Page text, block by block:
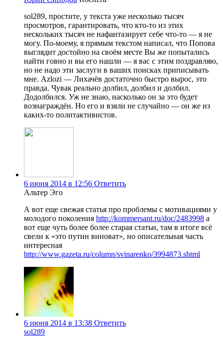
sol289, простите, у текста уже несколько тысяч
просмотров, гарантировать, что кто-то из этих
нескольких тысяч не нафантазирует себе что-то — я не
могу. По-моему, я прямым текстом написал, что Попова
выглядит достойно на своём месте Вы же попытались
найти говно и вы его нашли — я вас с этим поздравляю,
но не надо эти заслуги в ваших поисках приписывать
мне. Azlozi — Лихачёв достаточно быстро вырос, это
правда. Чувак реально долбил, долбил и долбил.
Додолбился. Уж не знаю, насколько он за это будет
вознаграждён. Но его и взяли не случайно — он же из
каких-то политактивистов.
6 июня 2014 в 12:56 Ответить
Альтер Эго
А вот еще свежая статья про проблемы с мотивациями у
молодого поколения http://kommersant.ru/doc/2483998 а
вот еще чуть более более старая статьи, там в итоге всё
свели к «это путин виноват», но описательная часть
интересная
http://www.gazeta.ru/column/svinarenko/3994873.shtml
6 июня 2014 в 13:38 Ответить
sol289